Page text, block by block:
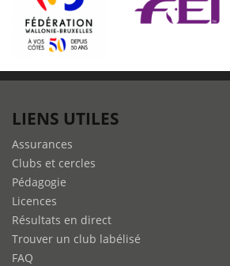
LIENS UTILES
Assurances
Clubs et cercles
Pédagogie
Licences
Résultats en direct
Trouver un club labélisé
FAQ